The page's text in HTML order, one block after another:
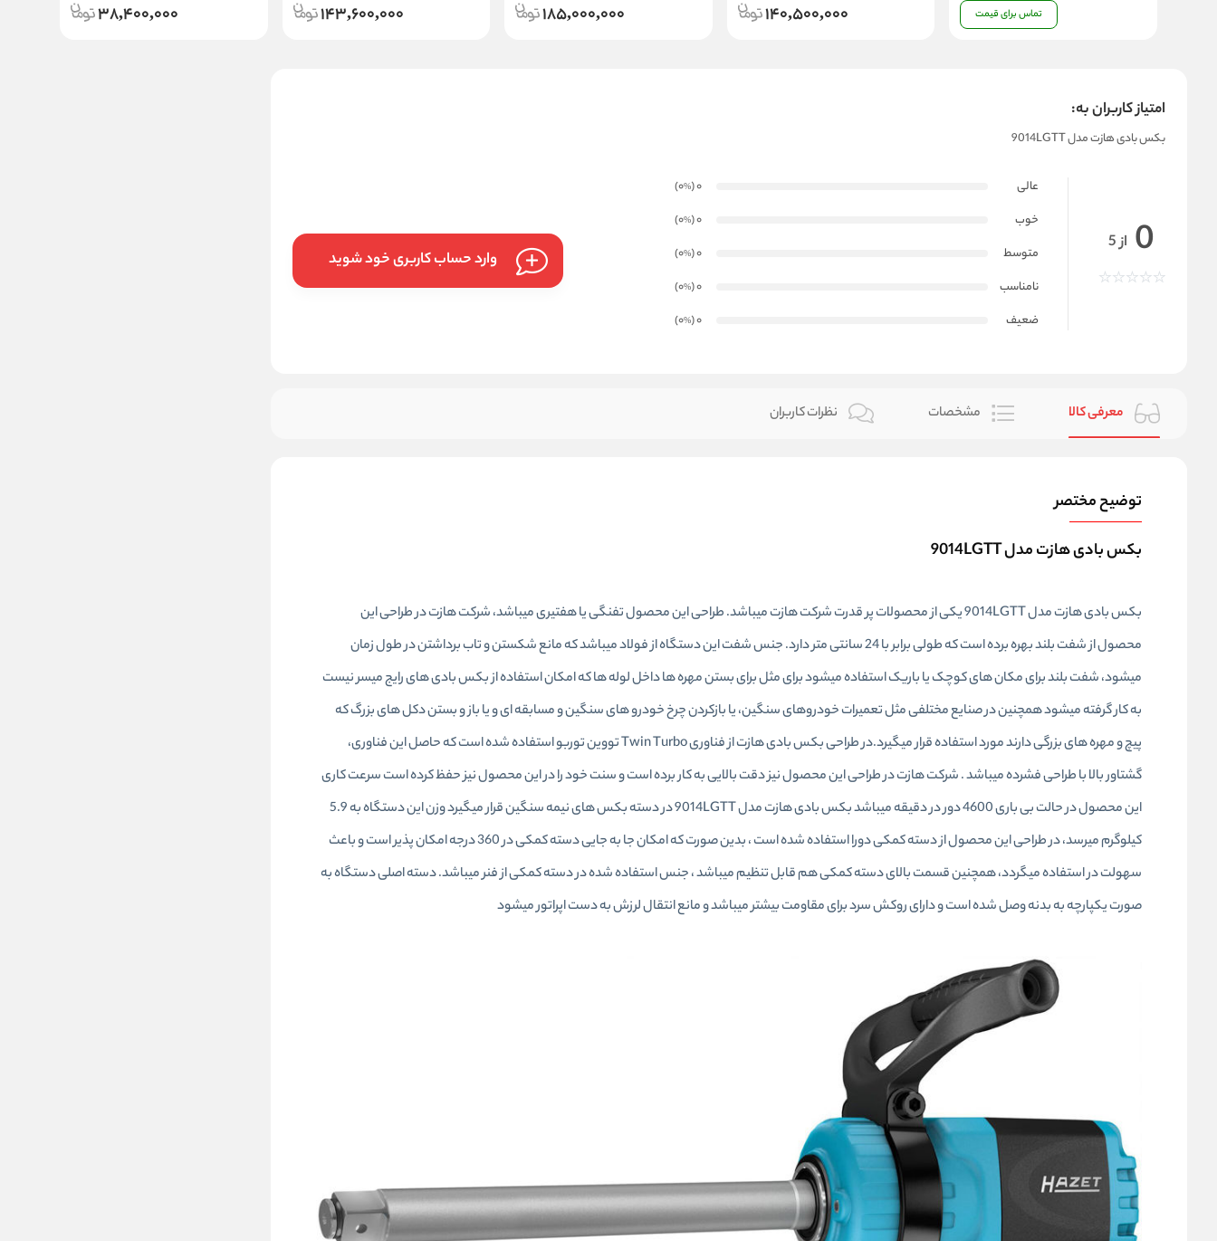
تماس برای قیمت 140,500,000
185,000,000
143,600,000
38,400,000
امتیاز کاربران به:
بکس بادی هازت مدل 9014LGTT
0 از 5
عالی 0
(0
%
)
خوب
0
(0
%
)
متوسط
0
(0
%
)
نامناسب
0
(0
%
)
ضعیف
0
(0
%
)
وارد حساب کاربری خود شوید
معرفی کالا مشخصات نظرات کاربران
توضیح مختصر
بکس بادی هازت مدل 9014LGTT
بکس بادی هازت مدل 9014LGTT یکی از محصولات پر قدرت شرکت هازت میباشد. طراحی این محصول تفنگی یا هفتیری میباشد، شرکت هازت در طراحی این
محصول از شفت بلند بهره برده است که طولی برابر با 24 سانتی متر دارد. جنس شفت این دستگاه از فولاد میباشد که مانع شکستن و تاب برداشتن در طول زمان
میشود، شفت بلند برای مکان های کوچک یا باریک استفاده میشود برای مثل برای بستن مهره ها داخل لوله ها که امکان استفاده از بکس بادی های رایج میسر نیست
به کار گرفته میشود همچنین در صنایع مختلفی مثل تعمیرات خودروهای سنگین، یا بازکردن چرخ خودرو های سنگین و مسابقه ای و یا باز و بستن دکل های بزرگ که
پیچ و مهره های بزرگی دارند مورد استفاده قرار میگیرد.در طراحی بکس بادی هازت از فناوری Twin Turbo تووین توربو استفاده شده است که حاصل این فناوری،
گشتاور بالا با طراحی فشرده میباشد . شرکت هازت در طراحی این محصول نیز دقت بالایی به کار برده است و سنت خود را در این محصول نیز حفظ کرده است سرعت کاری
این محصول در حالت بی باری 4600 دور در دقیقه میباشد بکس بادی هازت مدل 9014LGTT در دسته بکس های نیمه سنگین قرار میگیرد وزن این دستگاه به 5.9
کیلوگرم میرسد، در طراحی این محصول از دسته کمکی دورا استفاده شده است ، بدین صورت که امکان جا به جایی دسته کمکی در 360 درجه امکان پذیر است و باعث
سهولت در استفاده میگردد، همچنین قسمت بالای دسته کمکی هم قابل تنظیم میباشد ، جنس استفاده شده در دسته کمکی از فنر میباشد. دسته اصلی دستگاه به
صورت یکپارچه به بدنه وصل شده است و دارای روکش سرد برای مقاومت بیشتر میباشد و مانع انتقال لرزش به دست اپراتور میشود